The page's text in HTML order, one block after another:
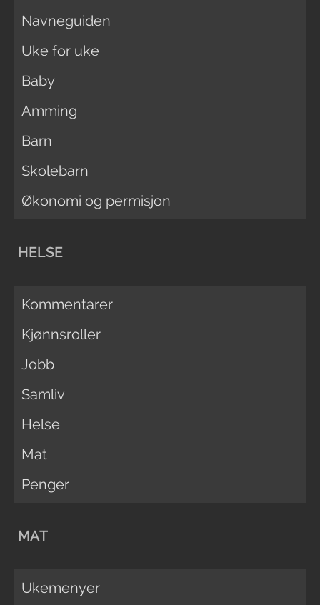
Navneguiden
Uke for uke
Baby
Amming
Barn
Skolebarn
Økonomi og permisjon
HELSE
Kommentarer
Kjønnsroller
Jobb
Samliv
Helse
Mat
Penger
MAT
Ukemenyer